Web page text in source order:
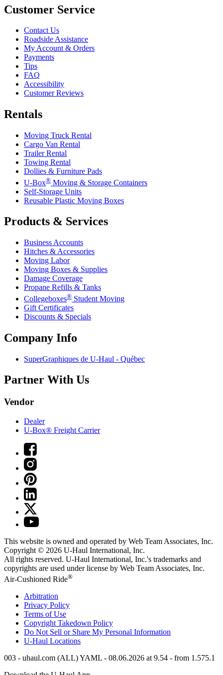
Customer Service
Contact Us
Roadside Assistance
My Account & Orders
Payments
Tips
FAQ
Accessibility
Customer Reviews
Rentals
Moving Truck Rental
Cargo Van Rental
Trailer Rental
Towing Rental
Dollies & Furniture Pads
U-Box® Moving & Storage Containers
Self-Storage Units
Reusable Plastic Moving Boxes
Products & Services
Business Accounts
Hitches & Accessories
Moving Labor
Moving Boxes & Supplies
Damage Coverage
Propane Refills & Tanks
Collegeboxes® Student Moving
Gift Certificates
Discounts & Specials
Company Info
SuperGraphiques de U-Haul - Québec
Partner With Us
Vendor
Dealer
U-Box® Freight Carrier
This website is owned and operated by Web Team Associates, Inc.
Copyright © 2026 U-Haul International, Inc.
All rights reserved. U-Haul International, Inc.'s trademarks and
copyrights are used under license by Web Team Associates, Inc.
Air-Cushioned Ride®
Arbitration
Privacy Policy
Terms of Use
Copyright Takedown Policy
Do Not Sell or Share My Personal Information
U-Haul Locations
003 - uhaul.com (ALL) YAML - 08.06.2026 at 9.54 - from 1.575.1